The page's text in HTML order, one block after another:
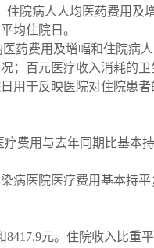
院病人人均医药费用及
均住院日。
药费用及增幅和住院病
；百元医疗收入消耗的
用于反映医院对住院患者
疗费用与去年同期比基本
病医院医疗费用基本持平
8417.9元。住院收入比重